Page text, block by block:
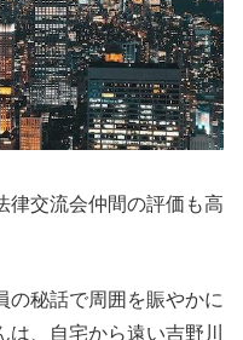
律交流会仲間の評価も高
の秘話で周囲を賑やかに
、自宅から遠い吉野川